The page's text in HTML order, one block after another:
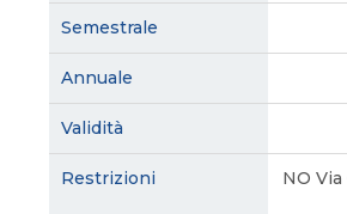
NO Via